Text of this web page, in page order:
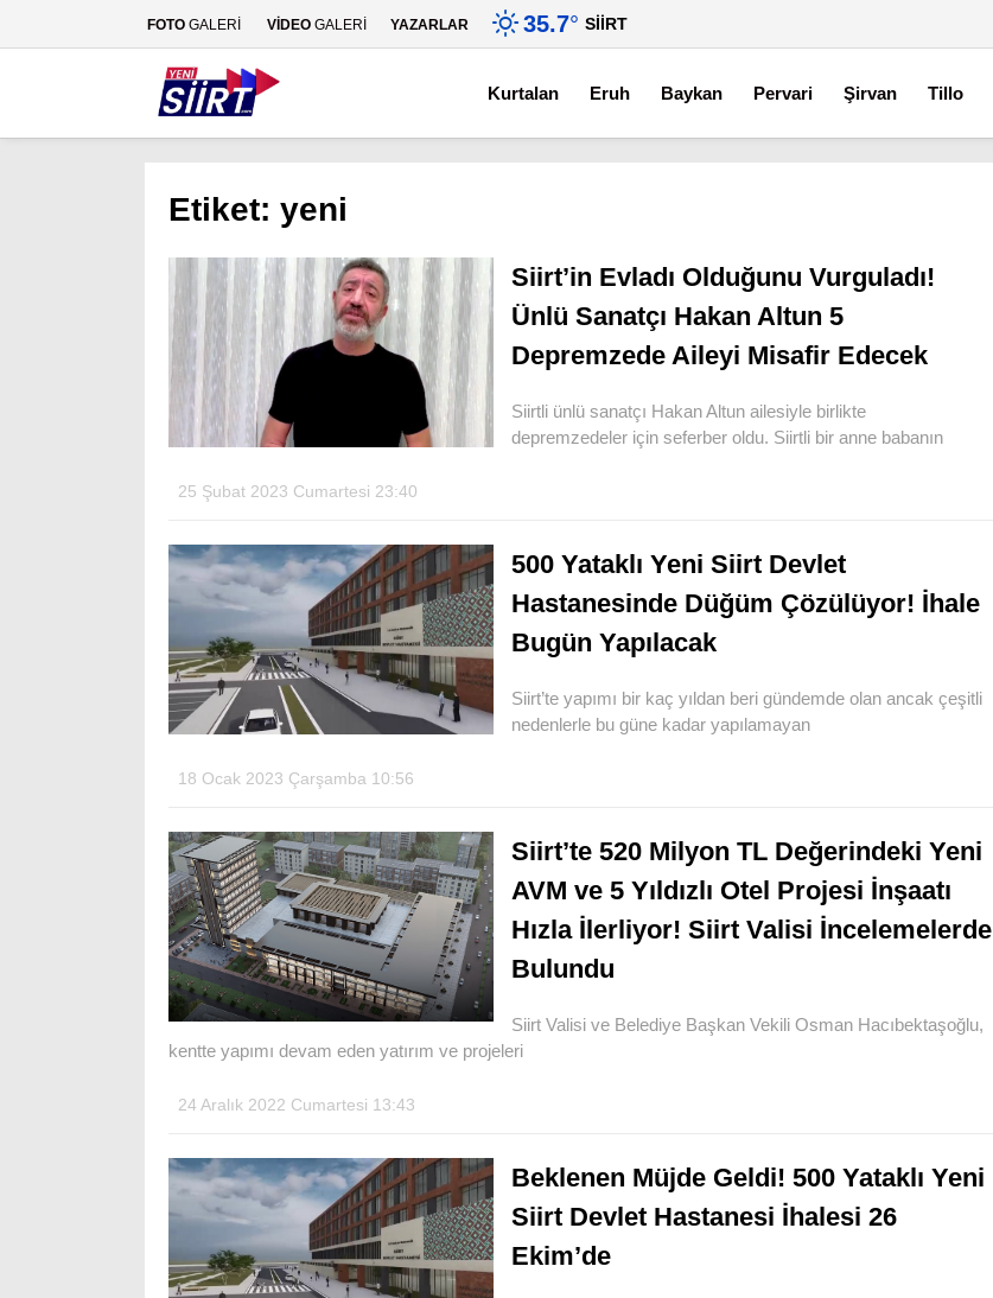
FOTO GALERİ VİDEO GALERİ YAZARLAR 35.7° SIIRT
Kurtalan Eruh Baykan Pervari Şirvan Tillo
Etiket: yeni
Siirt’in Evladı Olduğunu Vurguladı!
Ünlü Sanatçı Hakan Altun 5
Depremzede Aileyi Misafir Edecek
Siirtli ünlü sanatçı Hakan Altun ailesiyle birlikte
depremzedeler için seferber oldu. Siirtli bir anne babanın
25 Şubat 2023 Cumartesi 23:40
500 Yataklı Yeni Siirt Devlet
Hastanesinde Düğüm Çözülüyor! İhale
Bugün Yapılacak
Siirt’te yapımı bir kaç yıldan beri gündemde olan ancak çeşitli
nedenlerle bu güne kadar yapılamayan
18 Ocak 2023 Çarşamba 10:56
Siirt’te 520 Milyon TL Değerindeki Yeni
AVM ve 5 Yıldızlı Otel Projesi İnşaatı
Hızla İlerliyor! Siirt Valisi İncelemelerde
Bulundu
Siirt Valisi ve Belediye Başkan Vekili Osman Hacıbektaşoğlu,
kentte yapımı devam eden yatırım ve projeleri
24 Aralık 2022 Cumartesi 13:43
Beklenen Müjde Geldi! 500 Yataklı Yeni
Siirt Devlet Hastanesi İhalesi 26
Ekim’de